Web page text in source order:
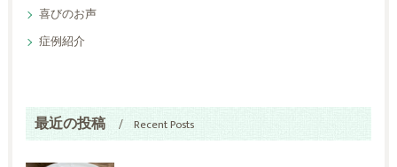
喜びのお声
症例紹介
最近の投稿 Recent Posts